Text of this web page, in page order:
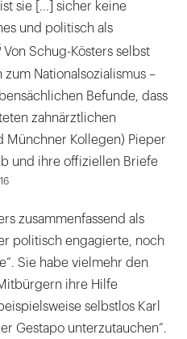
sie [...] sicher keine
und politisch als
Von Schug-Kösters selbst
Nationalsozialismus –
Befunde, dass
zahnärztlichen
Münchner Kollegen) Pieper
und ihre offiziellen Briefe
16
zusammenfassend als
politisch engagierte, noch
Sie habe vielmehr den
ihre Hilfe
selbstlos Karl
Gestapo unterzutauchen“.